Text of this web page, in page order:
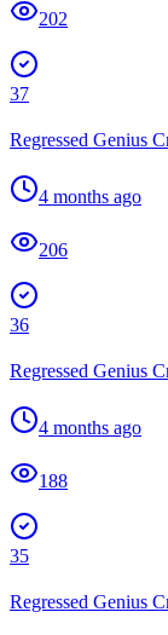
202
37
Regressed Genius
4 months ago
206
36
Regressed Genius
4 months ago
188
35
Regressed Genius